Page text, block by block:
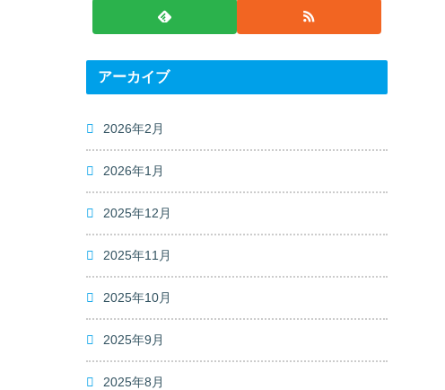
アーカイブ
2026年2月
2026年1月
2025年12月
2025年11月
2025年10月
2025年9月
2025年8月